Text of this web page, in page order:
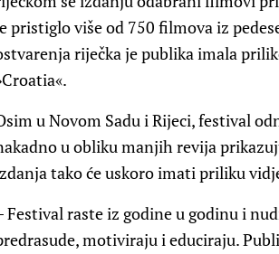
pristiglo više od 750 filmova iz
riječka je publika imala
u Novom Sadu i Rijeci, festival
u obliku manjih revija
tako će uskoro imati priliku
Festival raste iz godine u godinu i
motiviraju i educiraju.